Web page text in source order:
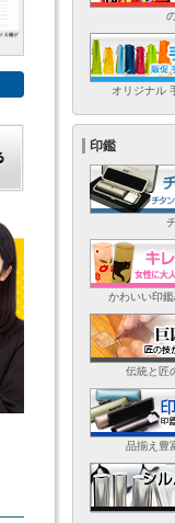
オリジナル
印鑑
かわいい印
伝統と匠
品揃え豊